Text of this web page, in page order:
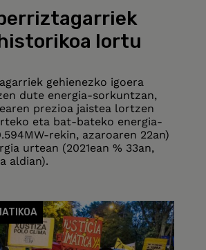
lortu
gehienezko igoera
dute energia-sorkuntzan,
prezioa jaistea lortzen
eta bat-bateko energia-
rekin, azaroaren 22an)
urtean (2021ean % 33an,
aldian).